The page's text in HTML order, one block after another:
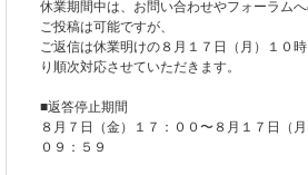
休業期間中は、お問い合わせやフォーラム
ご投稿は可能ですが、
ご返信は休業明けの８月１７日（月）１０時
り順次対応させていただきます。
■返答停止期間
８月７日（金）１７：００〜８月１７日（月
０９：５９